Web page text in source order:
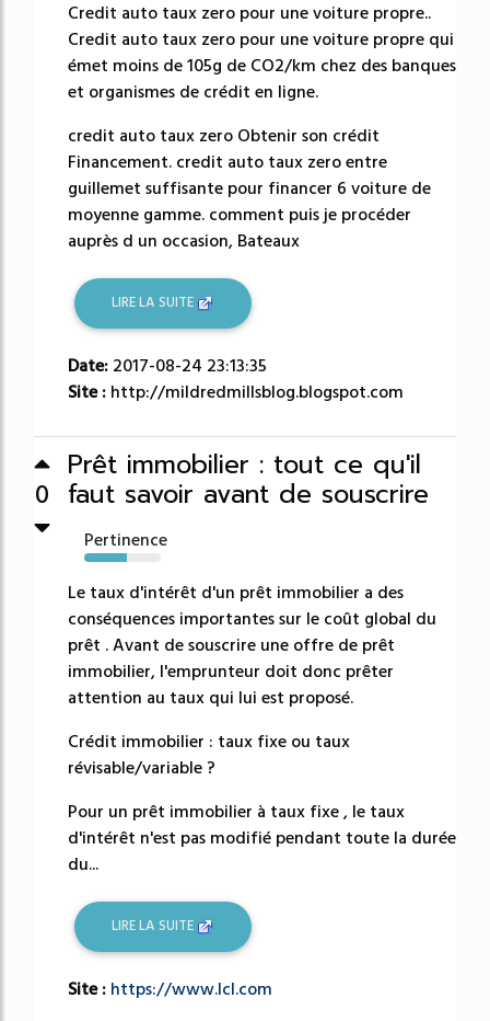
Credit auto taux zero pour une voiture propre..
Credit auto taux zero pour une voiture propre qui
émet moins de 105g de CO2/km chez des banques
et organismes de crédit en ligne.
credit auto taux zero Obtenir son crédit
Financement. credit auto taux zero entre
guillemet suffisante pour financer 6 voiture de
moyenne gamme. comment puis je procéder
auprès d un occasion, Bateaux
LIRE LA SUITE
Date: 2017-08-24 23:13:35
Site : http://mildredmillsblog.blogspot.com
0
Prêt immobilier : tout ce qu'il
faut savoir avant de souscrire
Pertinence
55%
Le taux d'intérêt d'un prêt immobilier a des
conséquences importantes sur le coût global du
prêt . Avant de souscrire une offre de prêt
immobilier, l'emprunteur doit donc prêter
attention au taux qui lui est proposé.
Crédit immobilier : taux fixe ou taux
révisable/variable ?
Pour un prêt immobilier à taux fixe , le taux
d'intérêt n'est pas modifié pendant toute la durée
du...
LIRE LA SUITE
Site : https://www.lcl.com